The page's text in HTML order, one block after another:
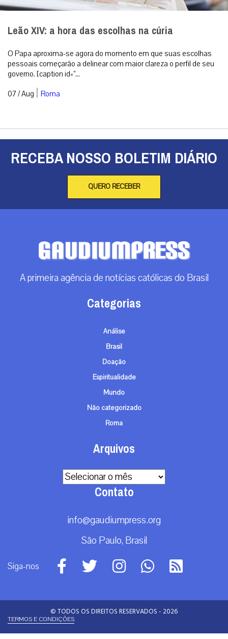
Leão XIV: a hora das escolhas na cúria
O Papa aproxima-se agora do momento em que suas escolhas
pessoais começarão a delinear com maior clareza o perfil de seu
governo. [caption id=”...
07 / Aug | Roma
RECEBA NOSSO BOLETIM DIÁRIO
QUERO RECEBER
A primeira agência de notícias católicas do Brasil
Categorias
Análise
Brasil
Doação
Espiritualidade
Mundo
Não categorizado
Roma
Arquivos
Arquivos
Contato
info@gaudiumpress.org
São Paulo, Brasil
Siga-nos
© TODOS OS DIREITOS RESERVADOS - 2026
TERMOS E CONDIÇÕES